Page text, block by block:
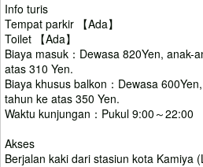
Info turis
Tempat parkir 【Ada】
Toilet 【Ada】
Biaya masuk：Dewasa 820Yen, anak-
atas 310 Yen.
Biaya khusus balkon：Dewasa
tahun ke atas 350 Yen.
Waktu kunjungan：Pukul 9:00～22:00
Akses
Berjalan kaki dari stasiun kota Kamiya